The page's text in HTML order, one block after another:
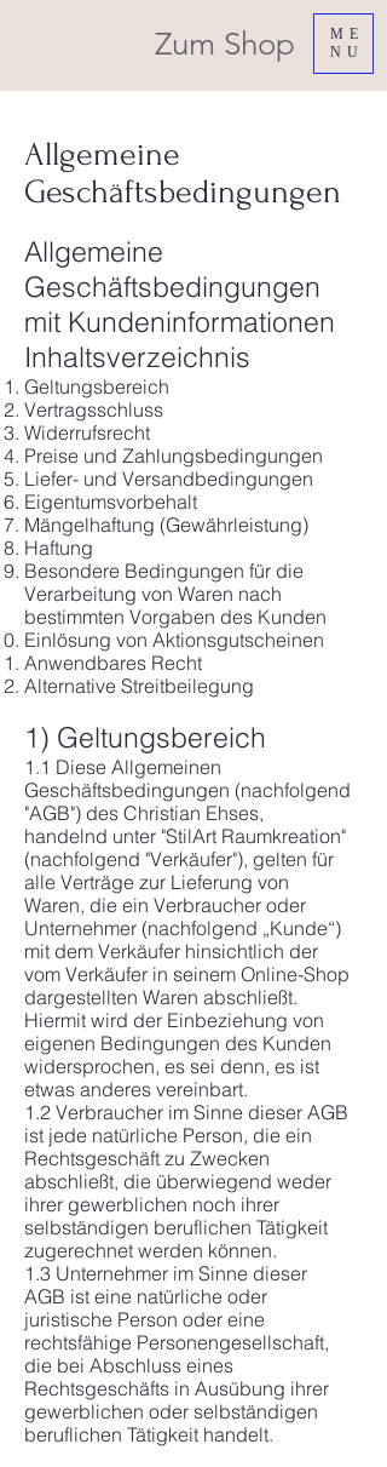
ME
NU
Zum Shop
Allgemeine
Geschäftsbedingungen
Allgemeine
Geschäftsbedingungen
mit Kundeninformationen
Inhaltsverzeichnis
Geltungsbereich
Vertragsschluss
Widerrufsrecht
Preise und Zahlungsbedingungen
Liefer- und Versandbedingungen
Eigentumsvorbehalt
Mängelhaftung (Gewährleistung)
Haftung
Besondere Bedingungen für die
Verarbeitung von Waren nach
bestimmten Vorgaben des Kunden
Einlösung von Aktionsgutscheinen
Anwendbares Recht
Alternative Streitbeilegung
1) Geltungsbereich
1.1 Diese Allgemeinen
Geschäftsbedingungen (nachfolgend
"AGB") des Christian Ehses,
handelnd unter "StilArt Raumkreation"
(nachfolgend "Verkäufer"), gelten für
alle Verträge zur Lieferung von
Waren, die ein Verbraucher oder
Unternehmer (nachfolgend „Kunde“)
mit dem Verkäufer hinsichtlich der
vom Verkäufer in seinem Online-Shop
dargestellten Waren abschließt.
Hiermit wird der Einbeziehung von
eigenen Bedingungen des Kunden
widersprochen, es sei denn, es ist
etwas anderes vereinbart.
1.2 Verbraucher im Sinne dieser AGB
ist jede natürliche Person, die ein
Rechtsgeschäft zu Zwecken
abschließt, die überwiegend weder
ihrer gewerblichen noch ihrer
selbständigen beruflichen Tätigkeit
zugerechnet werden können.
1.3 Unternehmer im Sinne dieser
AGB ist eine natürliche oder
juristische Person oder eine
rechtsfähige Personengesellschaft,
die bei Abschluss eines
Rechtsgeschäfts in Ausübung ihrer
gewerblichen oder selbständigen
beruflichen Tätigkeit handelt.